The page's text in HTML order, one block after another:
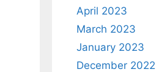
April 2023
March 2023
January 2023
December 2022